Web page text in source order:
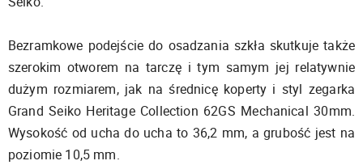
Bezramkowe podejście do osadzania szkła skutkuje także
szerokim otworem na tarczę i tym samym jej relatywnie
dużym rozmiarem, jak na średnicę koperty i styl zegarka
Grand Seiko Heritage Collection 62GS Mechanical 30mm.
Wysokość od ucha do ucha to 36,2 mm, a grubość jest na
poziomie 10,5 mm.